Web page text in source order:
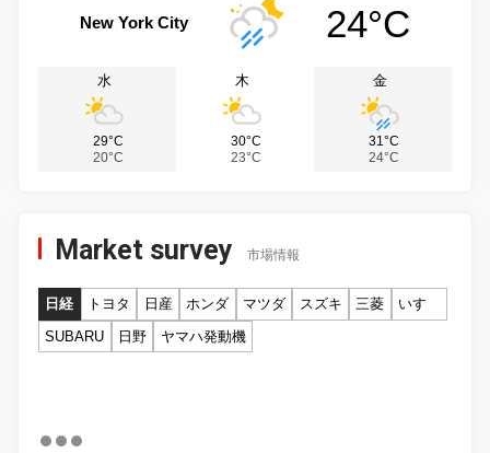
New York City 24°C
水
29°C
20°C
木
30°C
23°C
金
31°C
24°C
Market survey 市場情報
日経 トヨタ 日産 ホンダ マツダ スズキ 三菱
いすゞ
SUBARU
日野 ヤマハ発動機